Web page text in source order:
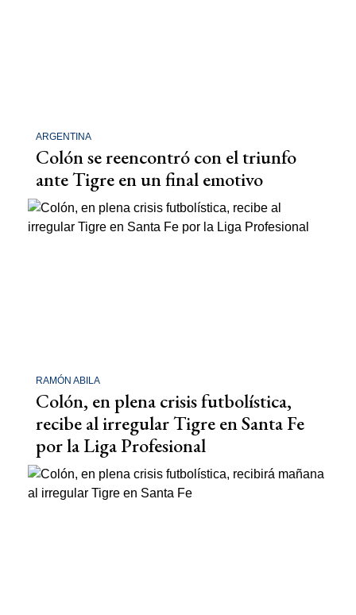
ARGENTINA
Colón se reencontró con el triunfo
ante Tigre en un final emotivo
RAMÓN ABILA
Colón, en plena crisis futbolística,
recibe al irregular Tigre en Santa Fe
por la Liga Profesional